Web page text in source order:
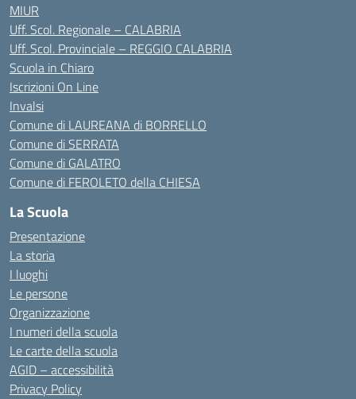
MIUR
Uff. Scol. Regionale – CALABRIA
Uff. Scol. Provinciale – REGGIO CALABRIA
Scuola in Chiaro
Iscrizioni On Line
Invalsi
Comune di LAUREANA di BORRELLO
Comune di SERRATA
Comune di GALATRO
Comune di FEROLETO della CHIESA
La Scuola
Presentazione
La storia
I luoghi
Le persone
Organizzazione
I numeri della scuola
Le carte della scuola
AGID – accessibilità
Privacy Policy